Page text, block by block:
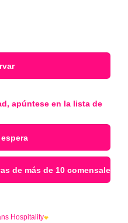
apúntese en la lista de
Hospitality